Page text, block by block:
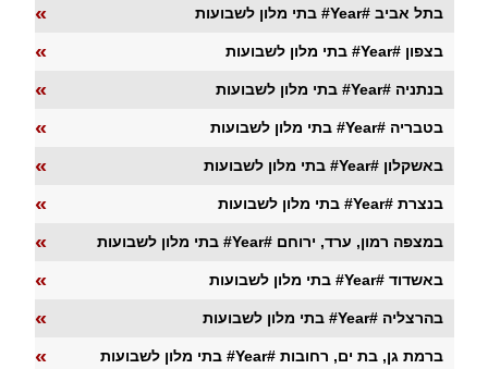
« בתי מלון לשבועות #Year# בתל אביב
« בתי מלון לשבועות #Year# בצפון
« בתי מלון לשבועות #Year# בנתניה
« בתי מלון לשבועות #Year# בטבריה
« בתי מלון לשבועות #Year# באשקלון
« בתי מלון לשבועות #Year# בנצרת
« בתי מלון לשבועות #Year# במצפה רמון, ערד, ירוחם
« בתי מלון לשבועות #Year# באשדוד
« בתי מלון לשבועות #Year# בהרצליה
« בתי מלון לשבועות #Year# ברמת גן, בת ים, רחובות